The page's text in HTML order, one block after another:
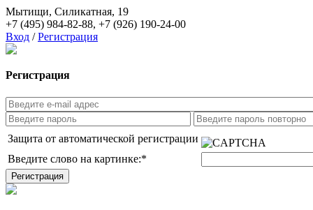
Мытищи, Силикатная, 19
+7 (495) 984-82-88, +7 (926) 190-24-00
Вход / Регистрация
Регистрация
Защита от автоматической регистрации
Введите слово на картинке:*